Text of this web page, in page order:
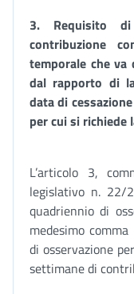
3. Requisito
contribuzione
temporale che va
dal rapporto di
data di
per cui si richiede
L’articolo 3,
legislativo n. 22/
quadriennio di
medesimo
di osservazione
settimane di